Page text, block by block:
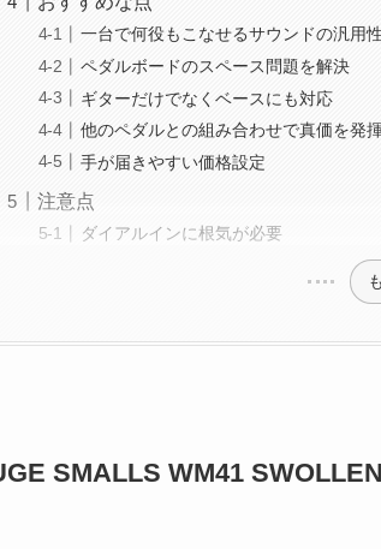
一台で何役もこなせるサウンドの汎用性
ペダルボードのスペース問題を解決
ギターだけでなくベースにも対応
他のペダルとの組み合わせで真価を発
手が届きやすい価格設定
注意点
ダイアルインに根気が必要
SMALLS WM41